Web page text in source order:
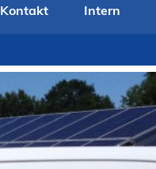
Kontakt Intern